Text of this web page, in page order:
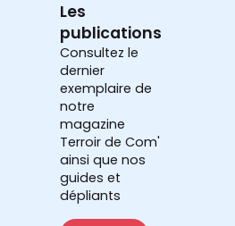
Les
publications
Consultez le
dernier
exemplaire de
notre
magazine
Terroir de Com'
ainsi que nos
guides et
dépliants